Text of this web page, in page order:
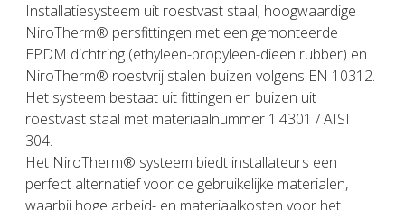
Installatiesysteem uit roestvast staal; hoogwaardige
NiroTherm® persfittingen met een gemonteerde
EPDM dichtring (ethyleen-propyleen-dieen rubber) en
NiroTherm® roestvrij stalen buizen volgens EN 10312.
Het systeem bestaat uit fittingen en buizen uit
roestvast staal met materiaalnummer 1.4301 / AISI
304.
Het NiroTherm® systeem biedt installateurs een
perfect alternatief voor de gebruikelijke materialen,
waarbij hoge arbeid- en materiaalkosten voor het